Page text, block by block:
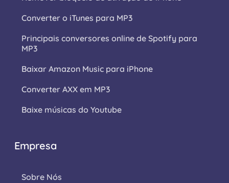
Converter o iTunes para MP3
Principais conversores online de Spotify para
MP3
Baixar Amazon Music para iPhone
Converter AXX em MP3
Baixe músicas do Youtube
Empresa
Sobre Nós